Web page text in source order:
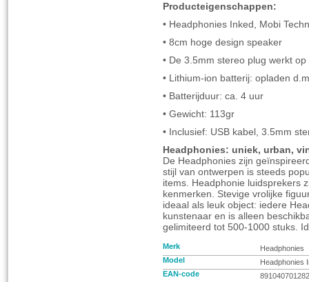
Producteigenschappen:
• Headphonies Inked, Mobi
• 8cm hoge design speaker
• De 3.5mm stereo plug werkt
• Lithium-ion batterij: opladen
• Batterijduur: ca. 4 uur
• Gewicht: 113gr
• Inclusief: USB kabel, 3.5mm
Headphonies: uniek, urban,
De Headphonies zijn
stijl van ontwerpen is steeds
items. Headphonie luidsprekers
kenmerken. Stevige vrolijke
ideaal als leuk object: iedere
kunstenaar en is alleen
gelimiteerd tot 500-1000 stuks.
Merk
Headphonies
Model
Headphonies
EAN-code
891040701282